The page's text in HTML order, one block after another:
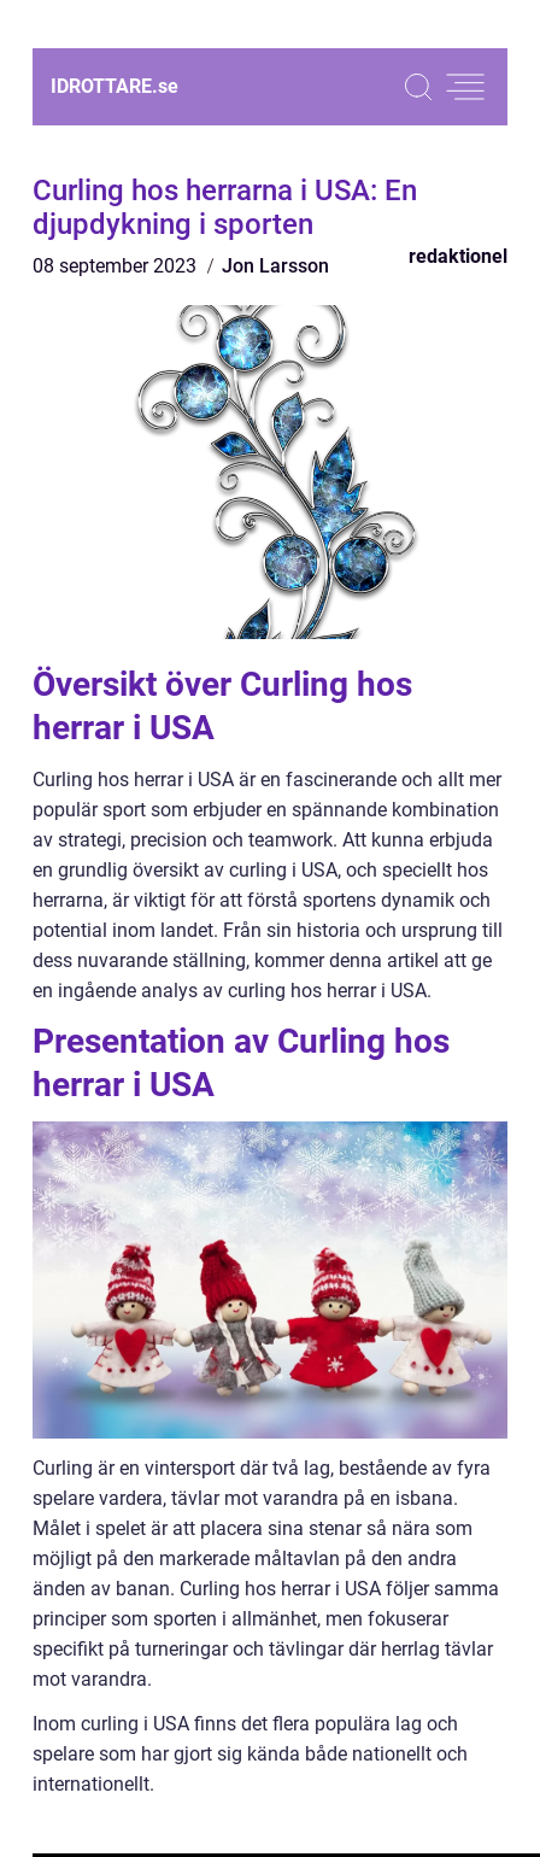
IDROTTARE.se
Curling hos herrarna i USA: En
djupdykning i sporten
08 september 2023 Jon Larsson redaktionel
Översikt över Curling hos
herrar i USA
Curling hos herrar i USA är en fascinerande och allt mer
populär sport som erbjuder en spännande kombination
av strategi, precision och teamwork. Att kunna erbjuda
en grundlig översikt av curling i USA, och speciellt hos
herrarna, är viktigt för att förstå sportens dynamik och
potential inom landet. Från sin historia och ursprung till
dess nuvarande ställning, kommer denna artikel att ge
en ingående analys av curling hos herrar i USA.
Presentation av Curling hos
herrar i USA
Curling är en vintersport där två lag, bestående av fyra
spelare vardera, tävlar mot varandra på en isbana.
Målet i spelet är att placera sina stenar så nära som
möjligt på den markerade måltavlan på den andra
änden av banan. Curling hos herrar i USA följer samma
principer som sporten i allmänhet, men fokuserar
specifikt på turneringar och tävlingar där herrlag tävlar
mot varandra.
Inom curling i USA finns det flera populära lag och
spelare som har gjort sig kända både nationellt och
internationellt.